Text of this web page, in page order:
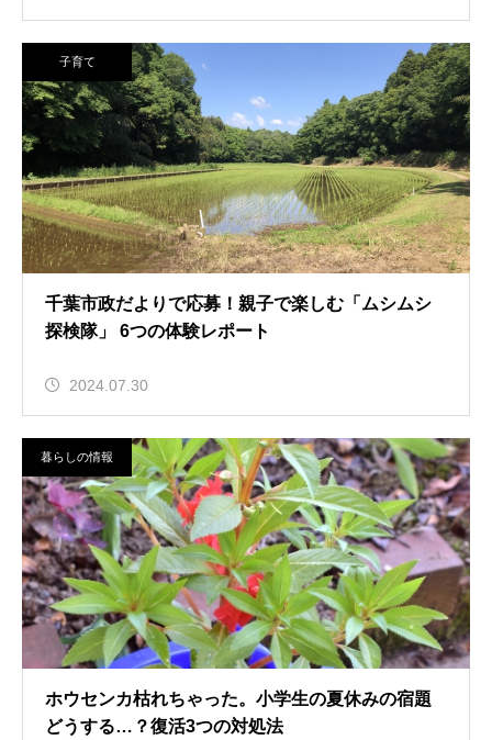
子育て
千葉市政だよりで応募！親子で楽しむ「ムシムシ
探検隊」 6つの体験レポート
2024.07.30
暮らしの情報
ホウセンカ枯れちゃった。小学生の夏休みの宿題
どうする…？復活3つの対処法